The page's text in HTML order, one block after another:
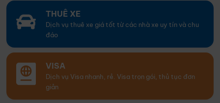
THUÊ XE
Dịch vụ thuê xe giá tốt từ các nhà xe uy tín và chu
đáo
VISA
Dịch vụ Visa nhanh, rẻ. Visa trọn gói, thủ tục đơn
giản